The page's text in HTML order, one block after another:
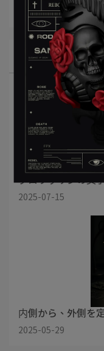
iPhone Apple
最新動態
クロワッサンの美
2025-07-15
内側から、外側を
2025-05-29